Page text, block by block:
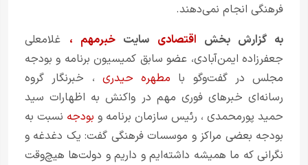
فرهنگی انجام نمی‌دهند.
به گزارش بخش اقتصادی سایت خبرمهم ، غلامعلی
جعفرزاده ایمن‌آبادی، عضو سابق کمیسیون برنامه و بودجه
مجلس در گفت‌وگو با مطهره حیدری ، خبرنگار گروه
رسانه‌ای خبرهای فوری مهم در‌ واکنش به اظهارات سید
حمید پورمحمدی ، رئیس سازمان برنامه و بودجه نسبت به
بودجه بعضی مراکز و موسسات فرهنگی گفت: یک دغدغه و
نگرانی که ما همیشه داشته‌ایم و داریم و دولت‌ها هیچ‌وقت